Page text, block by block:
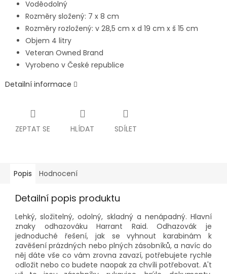
Voděodolný
Rozměry složený: 7 x 8 cm
Rozměry rozložený: v 28,5 cm x d 19 cm x š 15 cm
Objem 4 litry
Veteran Owned Brand
Vyrobeno v České republice
Detailní informace
ZEPTAT SE HLÍDAT SDÍLET
Popis Hodnocení
Detailní popis produktu
Lehký, složitelný, odolný, skladný a nenápadný. Hlavní
znaky odhazováku Harrant Raid. Odhazovák je
jednoduché řešení, jak se vyhnout karabinám k
zavěšení prázdných nebo plných zásobníků, a navíc do
něj dáte vše co vám zrovna zavazí, potřebujete rychle
odložit nebo co budete naopak za chvíli potřebovat. A't